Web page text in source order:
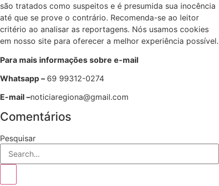
são tratados como suspeitos e é presumida sua inocência
até que se prove o contrário. Recomenda-se ao leitor
critério ao analisar as reportagens. Nós usamos cookies
em nosso site para oferecer a melhor experiência possível.
Para mais informações sobre e-mail
Whatsapp – 69 99312-0274
E-mail –noticiaregiona@gmail.com
Comentários
Pesquisar